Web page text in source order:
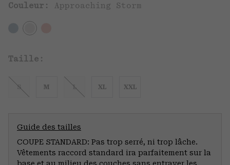
Couleur: Approaching Storm
Taille:
S M L XL XXL
Guide des tailles
COUPE STANDARD: Pas trop serré, ni trop lâche.
Vêtements raccord standard ira parfaitement sur la
base et au milieu des couches sans entraver les